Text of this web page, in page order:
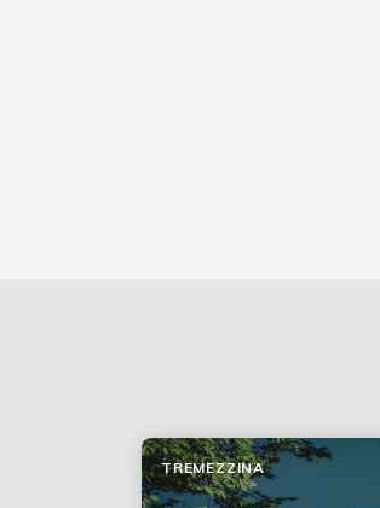
TREMEZZINA